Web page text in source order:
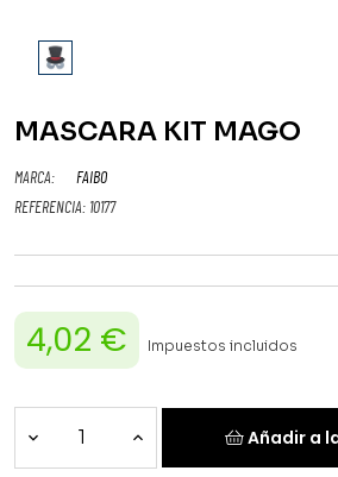
MASCARA KIT MAGO
MARCA:
FAIBO
REFERENCIA: 10177
4,02 € Impuestos incluidos
Añadir a